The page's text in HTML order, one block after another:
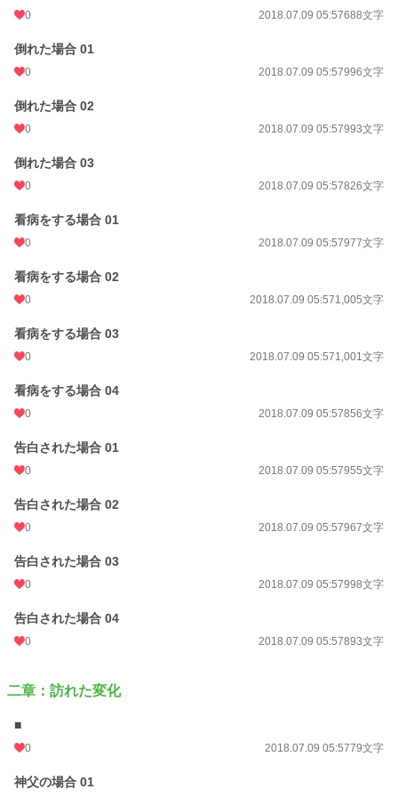
0 2018.07.09 05:57688文字
倒れた場合 01
0 2018.07.09 05:57996文字
倒れた場合 02
0 2018.07.09 05:57993文字
倒れた場合 03
0 2018.07.09 05:57826文字
看病をする場合 01
0 2018.07.09 05:57977文字
看病をする場合 02
0 2018.07.09 05:571,005文字
看病をする場合 03
0 2018.07.09 05:571,001文字
看病をする場合 04
0 2018.07.09 05:57856文字
告白された場合 01
0 2018.07.09 05:57955文字
告白された場合 02
0 2018.07.09 05:57967文字
告白された場合 03
0 2018.07.09 05:57998文字
告白された場合 04
0 2018.07.09 05:57893文字
二章：訪れた変化
■
0 2018.07.09 05:5779文字
神父の場合 01